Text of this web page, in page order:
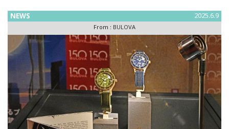
NEWS 2025.6.9
From : BULOVA